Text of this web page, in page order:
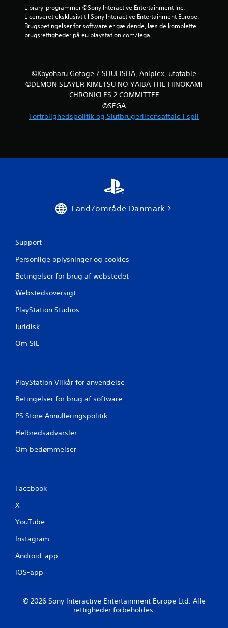
g
.
Ø
s
e
i
u
k
a
g
n
t
k
a
d
l
g
m
e
l
i
Library-programmer ©Sony Interactive Entertainment Inc.
Licenseret eksklusivt til Sony Interactive Entertainment Europe.
Brugsbetingelser for software er gældende, læs de komplette
brugsrettigheder på eu.playstation.com/legal.
©Koyoharu Gotoge / SHUEISHA, Aniplex, ufotable
©DEMON SLAYER KIMETSU NO YAIBA THE HINOKAMI
CHRONICLES 2 COMMITTEE
©SEGA
Fortrolighedspolitik og Slutbrugerlicensaftale i spil
Land/område Danmark
Support
Personlige oplysninger og cookies
Betingelser for brug af webstedet
Webstedsoversigt
PlayStation Studios
Juridisk
Om SIE
PlayStation Vilkår for anvendelse
Betingelser for brug af software
PS Store Annulleringspolitik
Helbredsadvarsler
Om bedømmelser
Facebook
X
YouTube
Instagram
Android-app
iOS-app
© 2026 Sony Interactive Entertainment Europe Ltd. Alle
rettigheder forbeholdes.